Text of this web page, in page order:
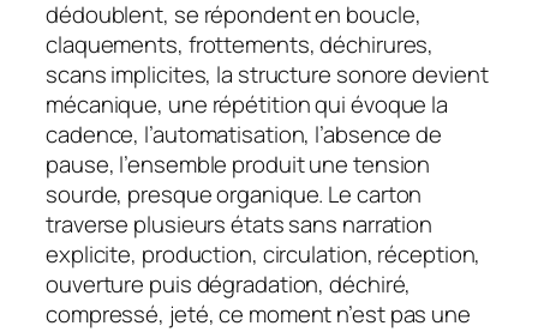
dédoublent, se répondent en boucle,
claquements, frottements, déchirures,
scans implicites, la structure sonore devient
mécanique, une répétition qui évoque la
cadence, l’automatisation, l’absence de
pause, l’ensemble produit une tension
sourde, presque organique. Le carton
traverse plusieurs états sans narration
explicite, production, circulation, réception,
ouverture puis dégradation, déchiré,
compressé, jeté, ce moment n’est pas une